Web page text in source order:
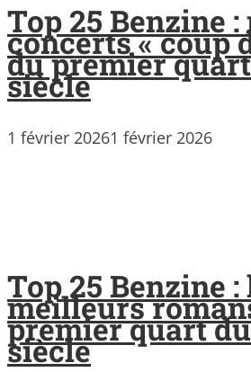
Top 25 Benzine :
concerts « coup
du premier
siècle
1 février 20261 février 2026
Top 25 Benzine :
meilleurs
premier quart
siècle